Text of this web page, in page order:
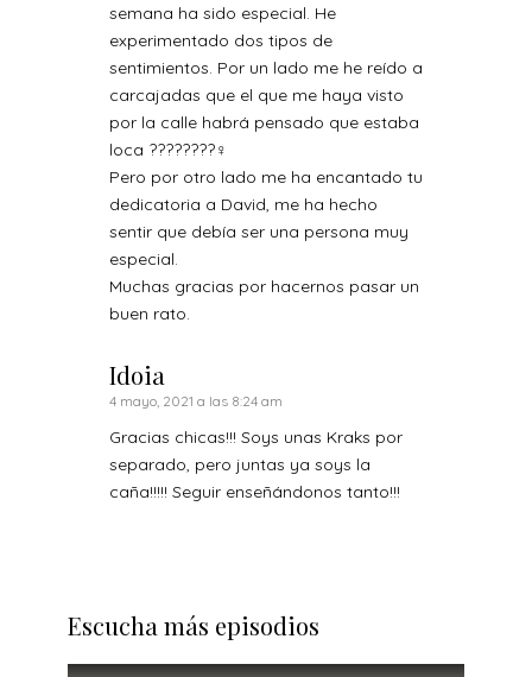
semana ha sido especial. He
experimentado dos tipos de
sentimientos. Por un lado me he reído a
carcajadas que el que me haya visto
por la calle habrá pensado que estaba
loca ????????‍♀️
Pero por otro lado me ha encantado tu
dedicatoria a David, me ha hecho
sentir que debía ser una persona muy
especial.
Muchas gracias por hacernos pasar un
buen rato.
Idoia
4 mayo, 2021 a las 8:24 am
Gracias chicas!!! Soys unas Kraks por
separado, pero juntas ya soys la
caña!!!!! Seguir enseñándonos tanto!!!
Escucha más episodios